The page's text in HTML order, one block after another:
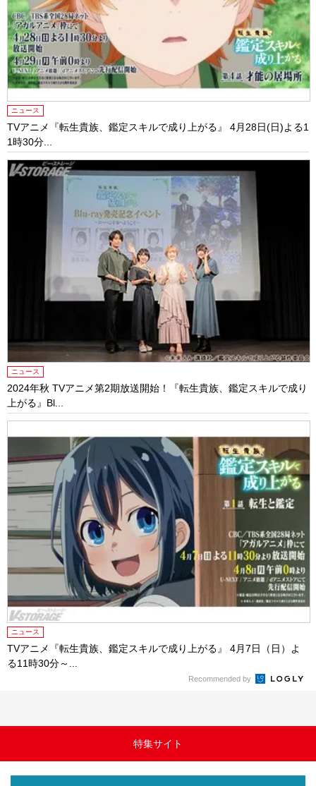
ニュース
TVアニメ『転生貴族、鑑定スキルで成り上がる』 4月28日(日)よる1
1時30分...
ニュース
2024年秋 TVアニメ第2期放送開始！『転生貴族、鑑定スキルで成り
上がる』Bl...
ニュース
TVアニメ『転生貴族、鑑定スキルで成り上がる』 4月7日（日）よ
る11時30分～...
Recommended by
特集サイト